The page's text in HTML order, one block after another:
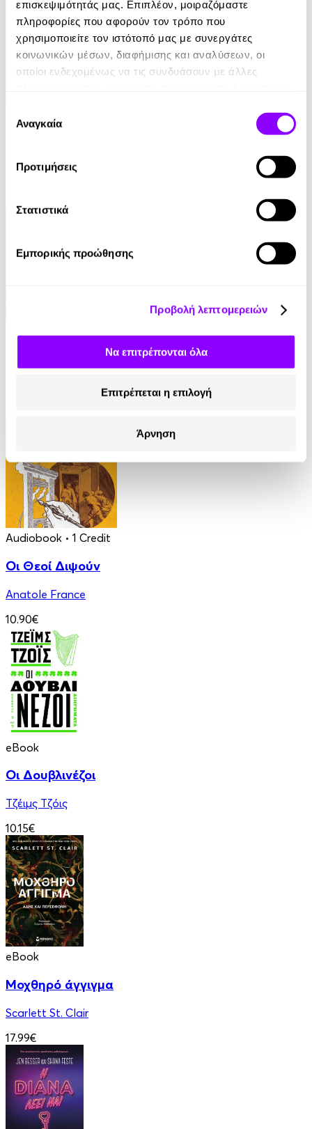
επισκεψιμότητάς μας. Επιπλέον, μοιραζόμαστε
πληροφορίες που αφορούν τον τρόπο που
χρησιμοποιείτε τον ιστότοπό μας με συνεργάτες
κοινωνικών μέσων, διαφήμισης και αναλύσεων, οι
οποίοι ενδεχομένως να τις συνδυάσουν με άλλες
των υπηρεσιών τους.
συγκατάθεσης
Αναγκαία
Προτιμήσεις
Στατιστικά
Εμπορικής προώθησης
Προβολή λεπτομερειών
Να επιτρέπονται όλα
Επιτρέπεται η επιλογή
Άρνηση
Audiobook
Yael Van Der Wouden
Ο Τελευταίος των Μοϊκανών
James Fenimore Cooper
Audiobook • 1 Credit
Οι Θεοί Διψούν
Anatole France
10.90€
eBook
Οι Δουβλινέζοι
Τζέιμς Τζόις
10.15€
eBook
Μοχθηρό άγγιγμα
Scarlett St. Clair
17.99€